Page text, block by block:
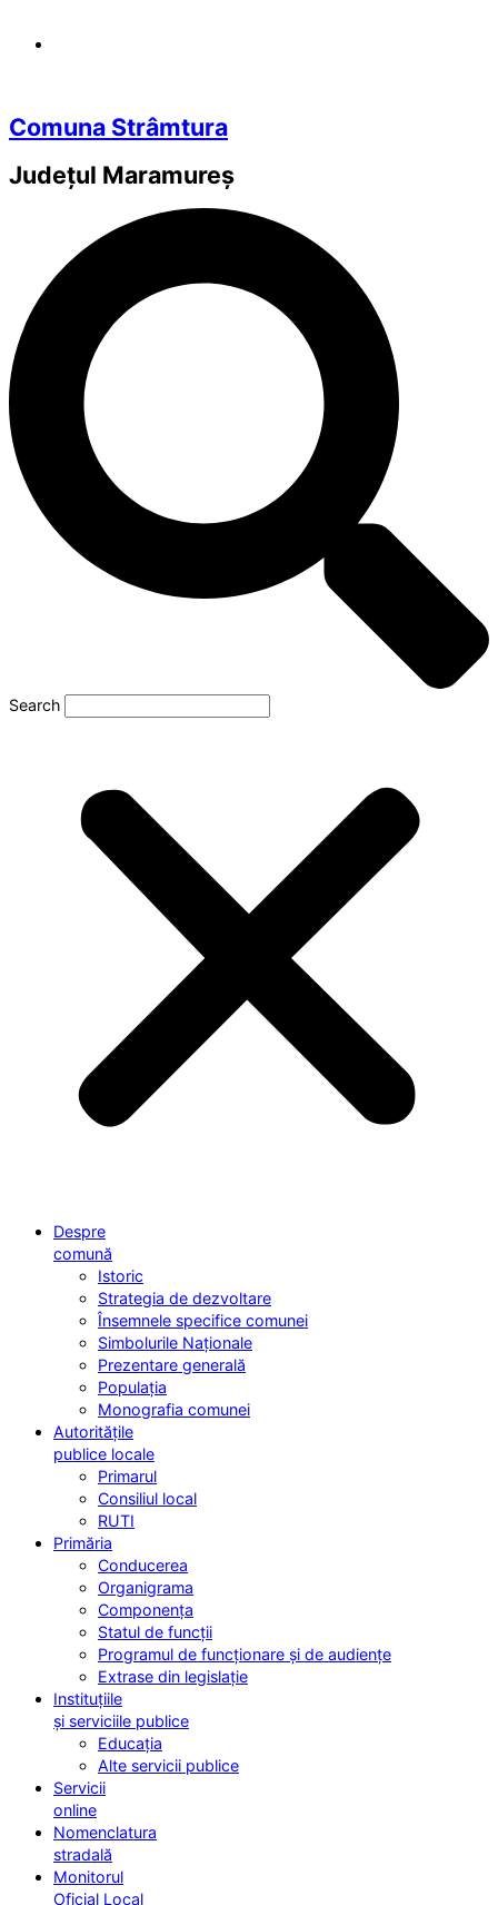
Comuna Strâmtura
Județul Maramureș
Search
Despre
comună
Istoric
Strategia de dezvoltare
Însemnele specifice comunei
Simbolurile Naționale
Prezentare generală
Populația
Monografia comunei
Autoritățile
publice locale
Primarul
Consiliul local
RUTI
Primăria
Conducerea
Organigrama
Componența
Statul de funcții
Programul de funcționare și de audiențe
Extrase din legislație
Instituțiile
și serviciile publice
Educația
Alte servicii publice
Servicii
online
Nomenclatura
stradală
Monitorul
Oficial Local